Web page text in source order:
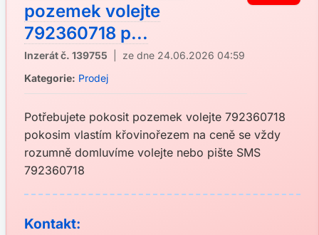
pozemek volejte
792360718 p...
Inzerát č. 139755 | ze dne 24.06.2026 04:59
Kategorie: Prodej
Potřebujete pokosit pozemek volejte 792360718
pokosim vlastím křovinořezem na ceně se vždy
rozumně domluvíme volejte nebo pište SMS
792360718
Kontakt: